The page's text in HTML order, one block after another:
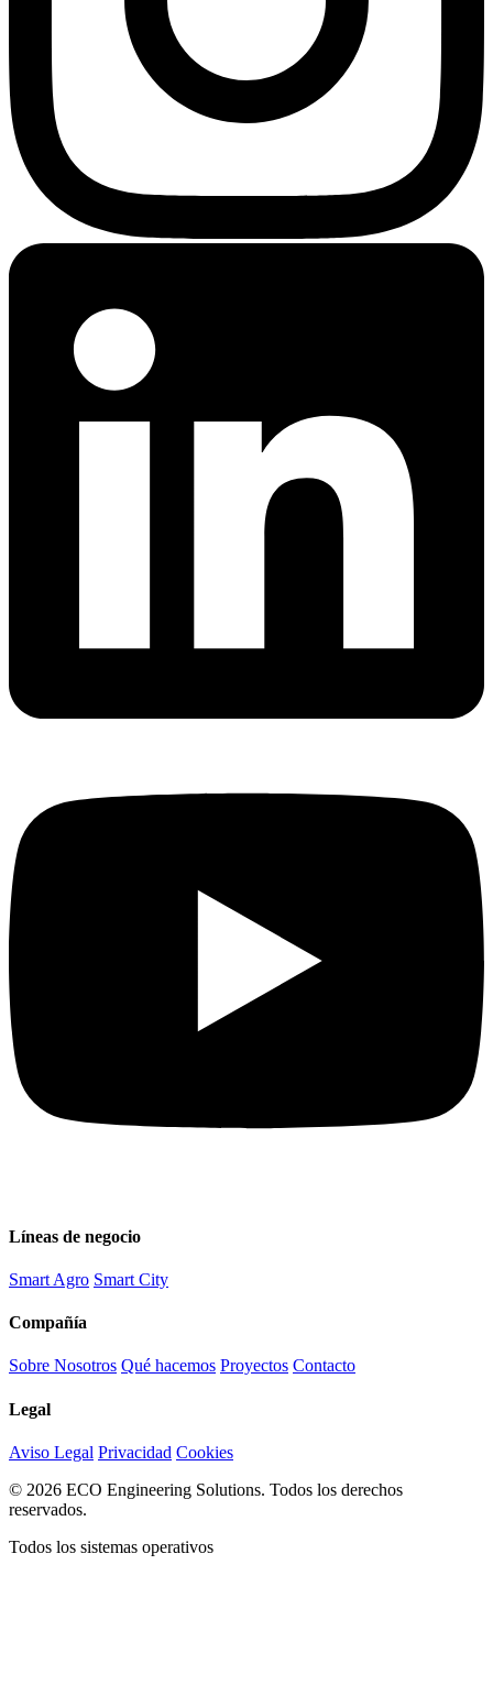
Líneas de negocio
Smart Agro Smart City
Compañía
Sobre Nosotros Qué hacemos Proyectos Contacto
Legal
Aviso Legal Privacidad Cookies
© 2026 ECO Engineering Solutions. Todos los derechos
reservados.
Todos los sistemas operativos